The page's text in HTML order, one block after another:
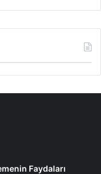
Faydaları